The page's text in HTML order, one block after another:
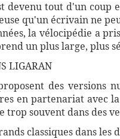
devenu tout d'un coup
qu'un écrivain ne
la vélocipédie a
un plus large, plus
LIGARAN
des
en partenariat avec
trop souvent dans des
classiques dans les